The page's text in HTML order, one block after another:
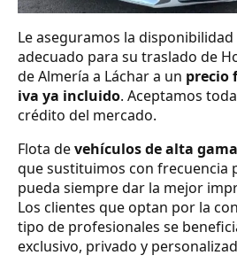
Le aseguramos la
adecuado para su traslado de
de Almería a Láchar a un precio
iva ya incluido. Aceptamos
crédito del mercado.
Flota devehículos de alta gama
que sustituimos con frecuencia
pueda siempre dar la mejor
Los clientes que optan por la
tipo de profesionales se
exclusivo, privado y